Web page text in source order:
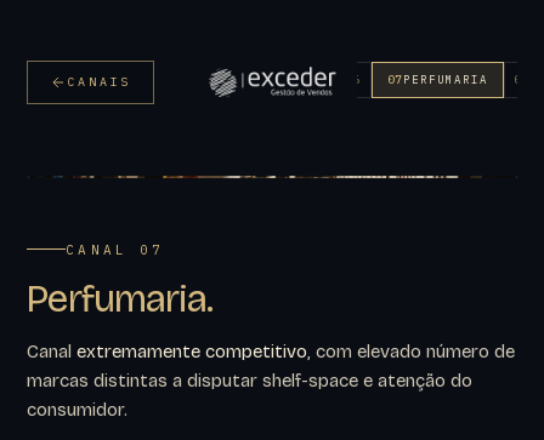
CANAIS 02 03 04 05 06 07 PERFUMARIA 08
CANAL 07
Perfumaria.
Canalextremamente competitivo , com elevado número de
marcas distintas a disputar shelf-space e atenção do
consumidor.